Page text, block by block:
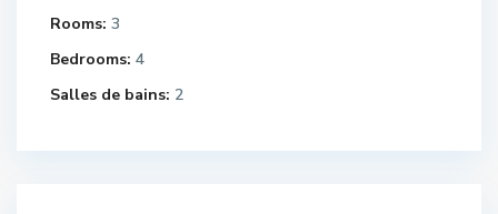
Rooms: 3
Bedrooms: 4
Salles de bains: 2